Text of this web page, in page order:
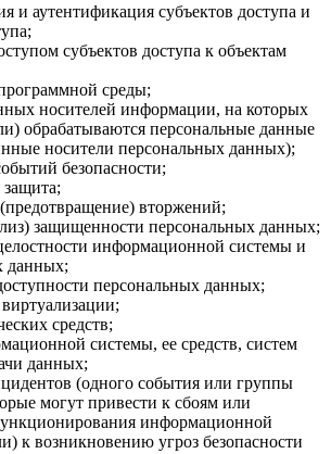
и аутентификация субъектов доступа и
субъектов доступа к объектам
среды;
носителей информации, на которых
обрабатываются персональные данные
носители персональных данных);
безопасности;
защита;
вторжений;
защищенности персональных данных;
информационной системы и
данных;
персональных данных;
средств;
системы, ее средств, систем
данных;
(одного события или группы
могут привести к сбоям или
информационной
к возникновению угроз безопасности